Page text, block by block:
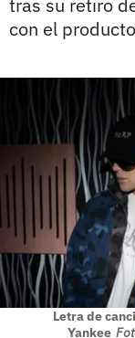
tras su retiro
con el
Letra de
Yankee